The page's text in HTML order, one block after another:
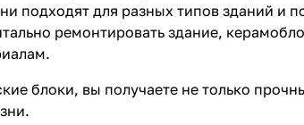
подходят для разных типов зданий и
ремонтировать здание,
блоки, вы получаете не только